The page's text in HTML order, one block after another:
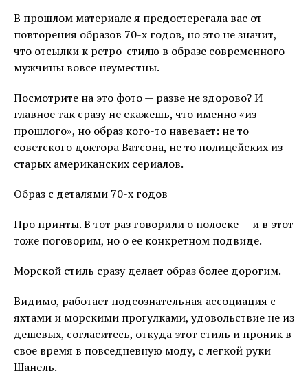
В прошлом материале я предостерегала вас от
повторения образов 70-х годов, но это не значит,
что отсылки к ретро-стилю в образе современного
мужчины вовсе неуместны.
Посмотрите на это фото — разве не здорово? И
главное так сразу не скажешь, что именно «из
прошлого», но образ кого-то навевает: не то
советского доктора Ватсона, не то полицейских из
старых американских сериалов.
Образ с деталями 70-х годов
Про принты. В тот раз говорили о полоске — и в этот
тоже поговорим, но о ее конкретном подвиде.
Морской стиль сразу делает образ более дорогим.
Видимо, работает подсознательная ассоциация с
яхтами и морскими прогулками, удовольствие не из
дешевых, согласитесь, откуда этот стиль и проник в
свое время в повседневную моду, с легкой руки
Шанель.